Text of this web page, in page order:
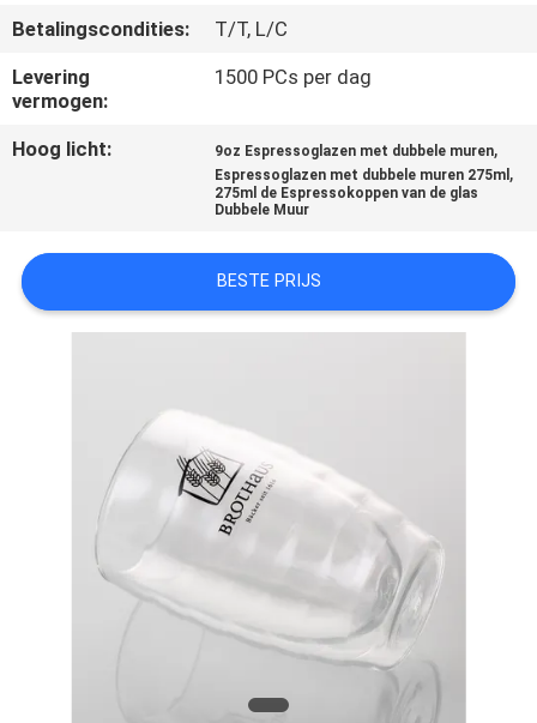
BLOGGEN
SITEMAP
Betalingscondities:
T/T, L/C
Levering
vermogen:
1500 PCs per dag
Hoog licht: 9oz Espressoglazen met dubbele muren,
Espressoglazen met dubbele muren 275ml ,
275ml de Espressokoppen van de glas
Dubbele Muur
BESTE PRIJS